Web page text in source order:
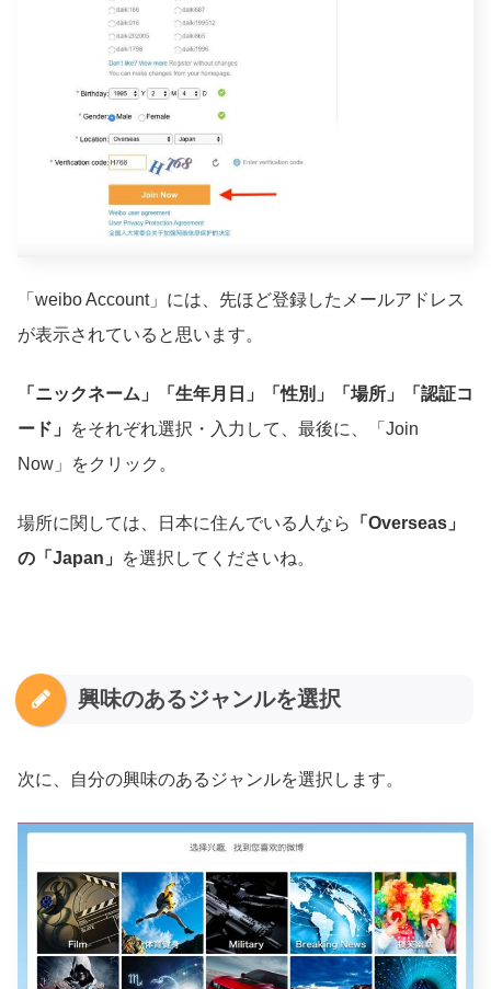
「weibo Account」には、先ほど登録したメールアドレス
が表示されていると思います。
「ニックネーム」「生年月日」「性別」「場所」「認証コ
ード」
をそれぞれ選択・入力して、最後に、「Join
Now」をクリック。
場所に関しては、日本に住んでいる人なら
「Overseas」
の「Japan」
を選択してくださいね。
興味のあるジャンルを選択
次に、自分の興味のあるジャンルを選択します。